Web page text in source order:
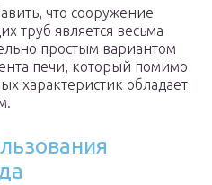
что сооружение
труб является весьма
простым вариантом
печи, который помимо
характеристик обладает